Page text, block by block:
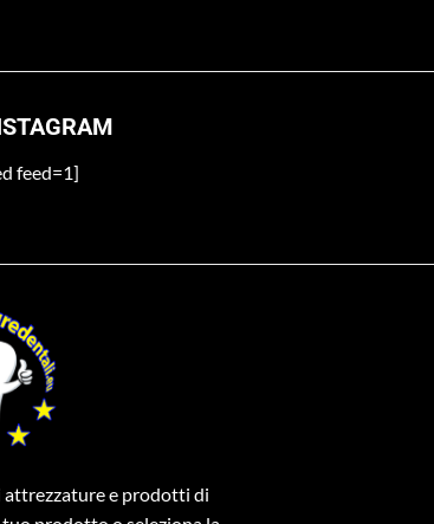
feed=1]
attrezzature e prodotti di